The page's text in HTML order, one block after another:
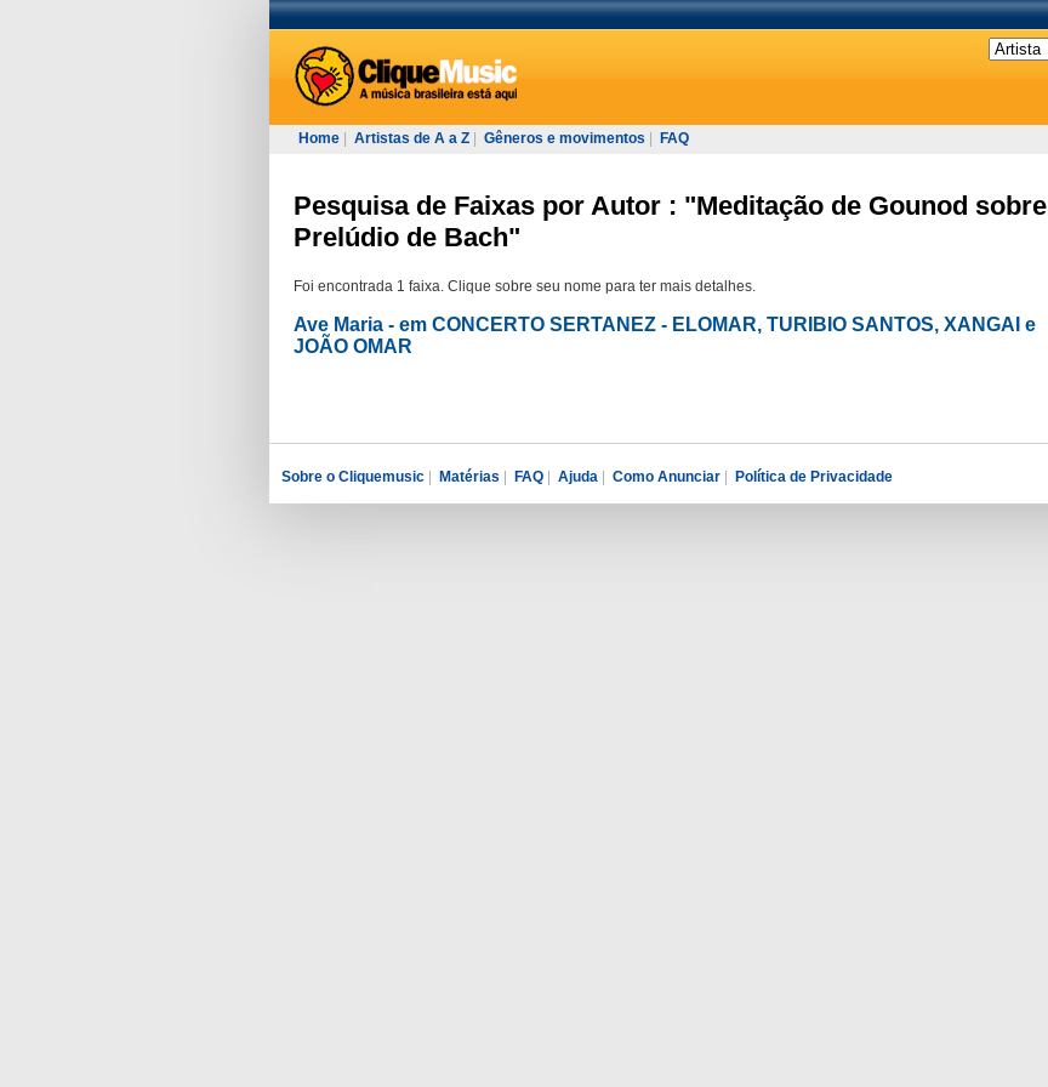
Home Artistas de A a Z Gêneros e movimentos FAQ
Pesquisa de Faixas por Autor : "Meditação de Gounod sobre
Prelúdio de Bach"
Foi encontrada 1 faixa. Clique sobre seu nome para ter mais detalhes.
Ave Maria - em CONCERTO SERTANEZ - ELOMAR, TURIBIO SANTOS, XANGAI e
JOÃO OMAR
Sobre o Cliquemusic | Matérias | FAQ | Ajuda | Como Anunciar | Política de Privacidade